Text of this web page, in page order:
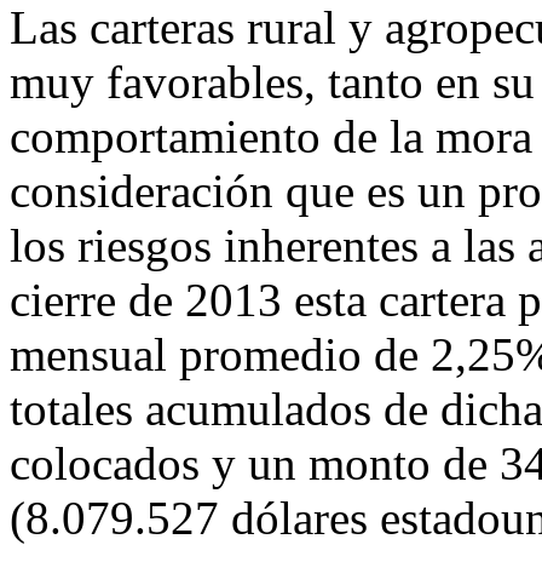
Las carteras rural y
muy favorables, tanto en
comportamiento de la
consideración que es un
los riesgos inherentes a las
cierre de 2013 esta cartera
mensual promedio de
totales acumulados de
colocados y un monto de
(8.079.527 dólares